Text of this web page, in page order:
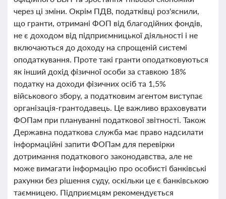
через ці зміни. Окрім ПДВ, податківці роз'яснили,
що гранти, отримані ФОП від благодійних фондів,
не є доходом від підприємницької діяльності і не
включаються до доходу на спрощеній системі
оподаткування. Проте такі гранти оподатковуються
як інший дохід фізичної особи за ставкою 18%
податку на доходи фізичних осіб та 1,5%
військового збору, а податковим агентом виступає
організація-грантодавець. Це важливо враховувати
ФОПам при плануванні податкової звітності. Також
Державна податкова служба має право надсилати
інформаційні запити ФОПам для перевірки
дотримання податкового законодавства, але не
може вимагати інформацію про особисті банківські
рахунки без рішення суду, оскільки це є банківською
таємницею. Підприємцям рекомендується